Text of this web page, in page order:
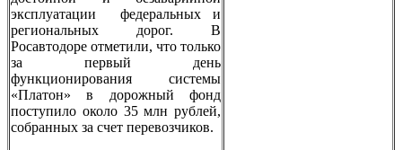
эксплуатации федеральных и
региональных дорог. В
Росавтодоре отметили, что только
за первый день
функционирования системы
«Платон» в дорожный фонд
поступило около 35 млн рублей,
собранных за счет перевозчиков.